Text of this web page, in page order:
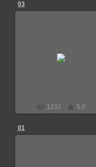
03
1232 5.0
01